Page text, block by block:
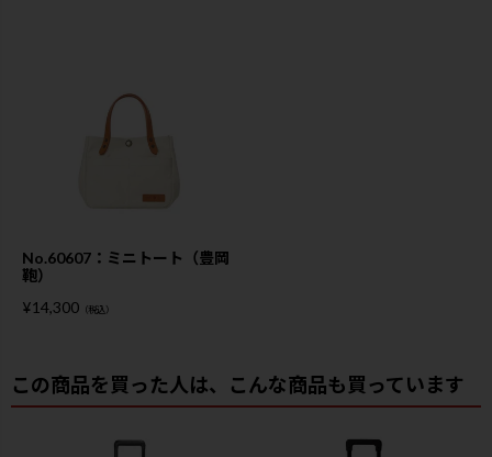
No.60607：ミニトート（豊岡
鞄）
¥14,300 （税込）
この商品を買った人は、こんな商品も買っています